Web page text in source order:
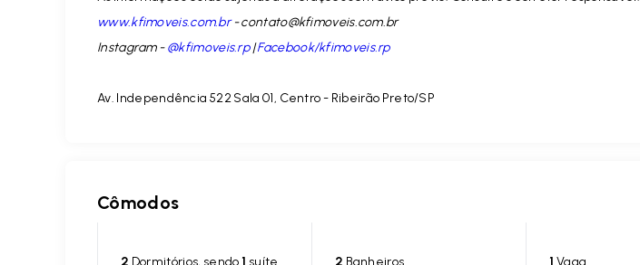
www.kfimoveis.com.br-contato@kfimoveis.com.br
Instagram -@kfimoveis.rp|Facebook/kfimoveis.rp
Av. Independência 522 Sala 01, Centro - Ribeirão Preto/SP
Cômodos
2 Dormitórios, sendo1 suíte 2 Banheiros 1 Vaga